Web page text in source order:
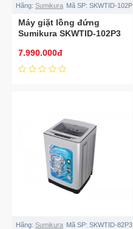
Hãng: Sumikura Mã SP: SKWTID-102P3
Máy giặt lồng đứng
Sumikura SKWTID-102P3
7.990.000đ
Hãng: Sumikura Mã SP: SKWTID-82P3